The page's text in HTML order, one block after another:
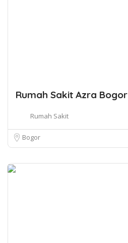
Rumah Sakit Azra Bogor
Rumah Sakit
Bogor